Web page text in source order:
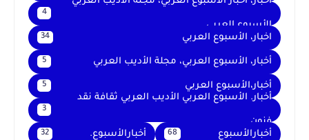
الأسبوع العربي
4
اخبار، الأسبوع العربي 34
أخبار، الأسبوع العربي، مجلة الأديب العربي 5
أخبار،الأسبوع العربي 5
أخبار. الأسبوع العربي الأديب العربي ثقافة نقد
فنون
3
أخبارالأسبوع 68 أخبارالأسبوع. 32